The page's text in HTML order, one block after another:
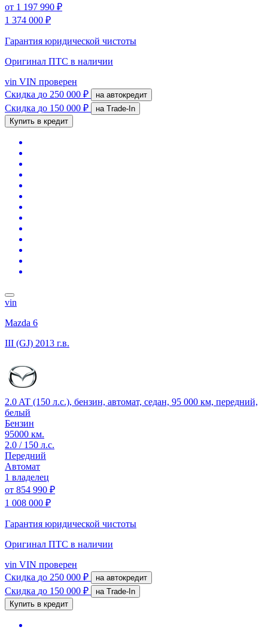
от 1 197 990 ₽
1 374 000 ₽
Гарантия юридической чистоты
Оригинал ПТС в наличии
vin VIN проверен
Скидка до 250 000 ₽ на автокредит
Скидка до 150 000 ₽
на Trade-In
Купить в кредит
vin
Mazda 6
III (GJ) 2013 г.в.
2.0 AT (150 л.с.), бензин, автомат, седан, 95 000 км, передний,
белый
Бензин
95000 км.
2.0 / 150 л.с.
Передний
Автомат
1 владелец
от 854 990 ₽
1 008 000 ₽
Гарантия юридической чистоты
Оригинал ПТС в наличии
vin VIN проверен
Скидка до 250 000 ₽ на автокредит
Скидка до 150 000 ₽
на Trade-In
Купить в кредит